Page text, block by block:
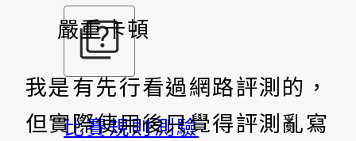
比賽規則測驗
嚴重卡頓
我是有先行看過網路評測的，
但實際使用後只覺得評測亂寫